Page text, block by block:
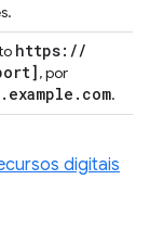
https: //
], por
. example . com.
digitais